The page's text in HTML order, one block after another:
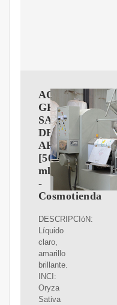
ACEITE
GRASO
SALVADO
DE
ARROZ
[500
ml]
-
Cosmotienda
DESCRIPCIóN:
Líquido
claro,
amarillo
brillante.
INCI:
Oryza
Sativa